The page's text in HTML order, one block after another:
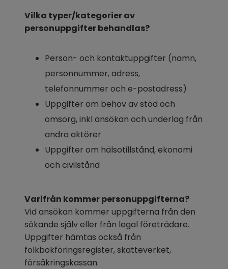
Vilka typer/kategorier av
personuppgifter behandlas?
Person- och kontaktuppgifter (namn,
personnummer, adress,
telefonnummer och e-postadress)
Uppgifter om behov av stöd och
omsorg, inkl ansökan och underlag från
andra aktörer
Uppgifter om hälsotillstånd, ekonomi
och civilstånd
Varifrån kommer personuppgifterna?
Vid ansökan kommer uppgifterna från den
sökande själv eller från legal företrädare.
Uppgifter hämtas också från
folkbokföringsregister, skatteverket,
försäkringskassan.